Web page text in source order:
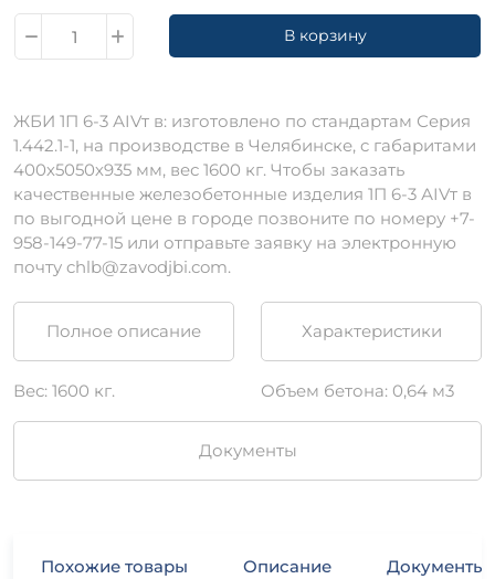
В корзину
ЖБИ 1П 6-3 АIVт в: изготовлено по стандартам Серия
1.442.1-1, на производстве в Челябинске, c габаритами
400х5050х935 мм, вес 1600 кг. Чтобы заказать
качественные железобетонные изделия 1П 6-3 АIVт в
по выгодной цене в городе позвоните по номеру +7-
958-149-77-15 или отправьте заявку на электронную
почту chlb@zavodjbi.com.
Полное описание Характеристики
Вес: 1600 кг. Объем бетона: 0,64 м3
Документы
Похожие товары Описание Документы